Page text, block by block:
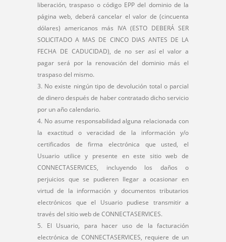
liberación, traspaso o código EPP del dominio de la
página web, deberá cancelar el valor de (cincuenta
dólares) americanos más IVA (ESTO DEBERÁ SER
SOLICITADO A MAS DE CINCO DIAS ANTES DE LA
FECHA DE CADUCIDAD), de no ser así el valor a
pagar será por la renovación del dominio más el
traspaso del mismo.
No existe ningún tipo de devolución total o parcial
de dinero después de haber contratado dicho servicio
por un año calendario.
No asume responsabilidad alguna relacionada con
la exactitud o veracidad de la información y/o
certificados de firma electrónica que usted, el
Usuario utilice y presente en este sitio web de
CONNECTASERVICES, incluyendo los daños o
perjuicios que se pudieren llegar a ocasionar en
virtud de la información y documentos tributarios
electrónicos que el Usuario pudiese transmitir a
través del sitio web de CONNECTASERVICES.
El Usuario, para hacer uso de la facturación
electrónica de CONNECTASERVICES, requiere de un